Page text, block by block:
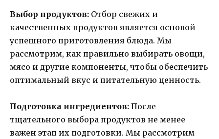
Выбор продуктов: Отбор свежих и
качественных продуктов является основой
успешного приготовления блюда. Мы
рассмотрим, как правильно выбирать овощи,
мясо и другие компоненты, чтобы обеспечить
оптимальный вкус и питательную ценность.
Подготовка ингредиентов: После
тщательного выбора продуктов не менее
важен этап их подготовки. Мы рассмотрим